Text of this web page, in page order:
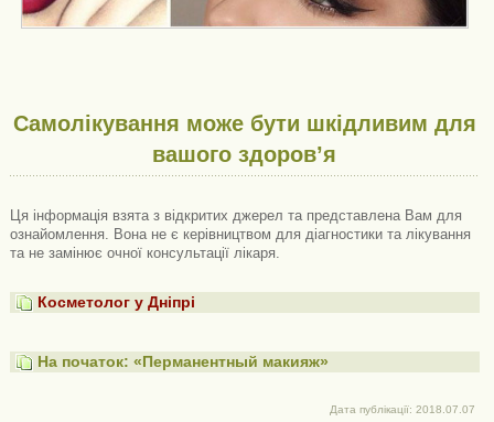
Самолікування може бути шкідливим для
вашого здоров’я
Ця інформація взята з відкритих джерел та представлена ​​Вам для
ознайомлення. Вона не є керівництвом для діагностики та лікування
та не замінює очної консультації лікаря.
Косметолог у Дніпрі
На початок: «Перманентный макияж»
Дата публікації: 2018.07.07